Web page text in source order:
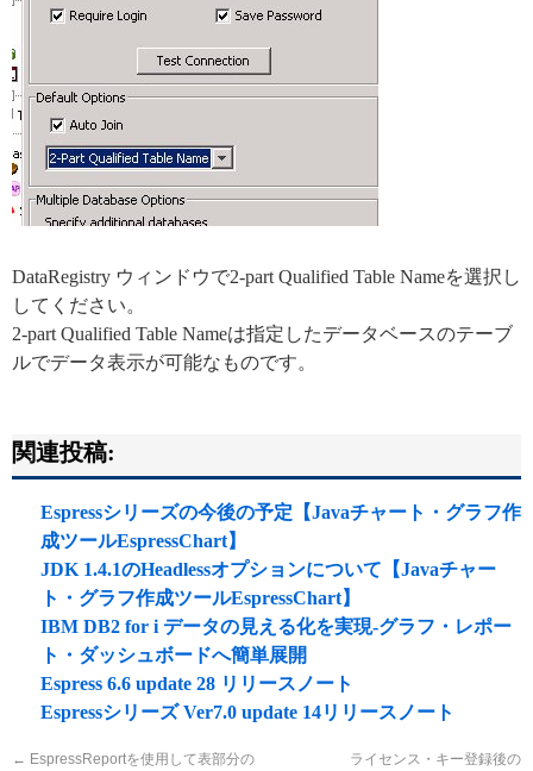
DataRegistry ウィンドウで2-part Qualified Table Nameを選択し
してください。
2-part Qualified Table Nameは指定したデータベースのテーブ
ルでデータ表示が可能なものです。
関連投稿:
Espressシリーズの今後の予定【Javaチャート・グラフ作
成ツールEspressChart】
JDK 1.4.1のHeadlessオプションについて【Javaチャー
ト・グラフ作成ツールEspressChart】
IBM DB2 for i データの見える化を実現-グラフ・レポー
ト・ダッシュボードへ簡単展開
Espress 6.6 update 28 リリースノート
Espressシリーズ Ver7.0 update 14リリースノート
← EspressReportを使用して表部分の
ライセンス・キー登録後の